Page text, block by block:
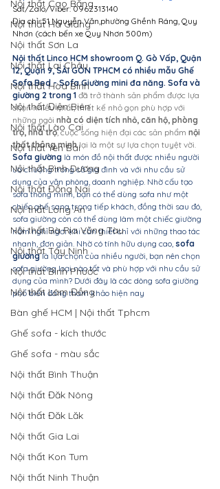
Nội thất Cao Bằng
Nội thất Hà Giang
Nội thất Sơn La
Nội thất Lai Châu
Nội thất Hòa Bình
Nội thất Điện Biên
Nội thất Lào Cai
Nội thất Yên Bái
Nội thất Bình Dương
Nội thất Đồng Nai
Nội thất Long An
Nội thất Bà Rịa Vũng Tàu
Nội thất Tây Ninh
Nội thất Bình Phước
Nội thất Lâm Đồng
Bàn ghế HCM | Nội thất Tphcm
Ghế sofa - kích thước
Ghế sofa - màu sắc
Nội thất Bình Thuận
Nội thất Đăk Nông
Nội thất Đăk Lăk
Nội thất Gia Lai
Nội thất Kon Tum
Nội thất Ninh Thuận
Sdt/Zalo/Viber: 0962313140
Địa chỉ: 51 Nguyễn Văn,phường Ghềnh Ráng, Quy
Nhơn (cách bến xe Quy Nhơn 500m)
Nội thất Linco HCM showroom Q. Gò Vấp, Quận
12, Quận 9, SÀI GÒN TPHCM có nhiều mẫu Ghế
Sofa Bed - Sofa Giường mini đa năng. Sofa và
giường 2 trong 1 đã trở thành sản phẩm được lựa
chọn nhiều nhất, thiết kế nhỏ gọn phù hợp với
những ngôi nhà có diện tích nhỏ, căn hộ, phòng
trọ, nhà trọ, cuộc sống hiện đại các sản phẩm nội
thất thông minh lại là một sự lựa chọn tuyệt vời.
Sofa giường là món đồ nội thất được nhiều người
ưa chuộng trong cả gia đình và với nhu cầu sử
dụng của văn phòng, doanh nghiệp. Nhờ cấu tạo
sofa thông minh, bạn có thể dùng sofa như một
chiếc ghế sang trọng tiếp khách, đồng thời sau đó,
sofa giường còn có thể dùng làm một chiếc giường
nằm nghỉ ngơi khi cần thiết chỉ với những thao tác
nhanh, đơn giản. Nhờ có tính hữu dụng cao, sofa
giường là lựa chọn của nhiều người, bạn nên chọn
sofa giường loại nào tốt và phù hợp với nhu cầu sử
dụng của mình? Dưới đây là các dòng sofa giường
phổ biến đáng tham khảo hiện nay